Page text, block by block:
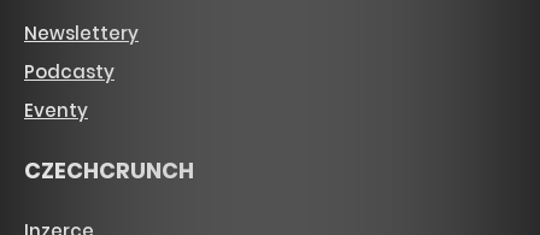
Newslettery
Podcasty
Eventy
CZECHCRUNCH